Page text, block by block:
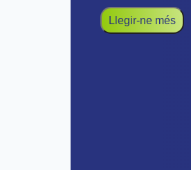
Llegir-ne més